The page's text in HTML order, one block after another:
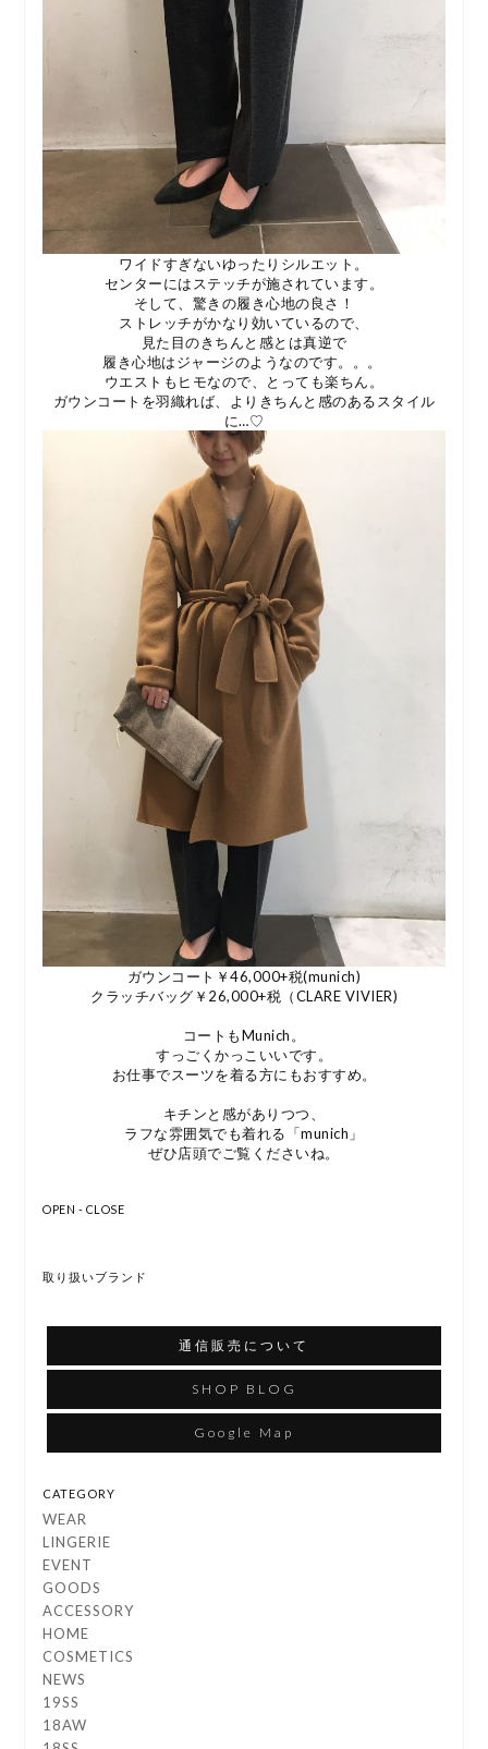
ワイドすぎないゆったりシルエット。
センターにはステッチが施されています。
そして、驚きの履き心地の良さ！
ストレッチがかなり効いているので、
見た目のきちんと感とは真逆で
履き心地はジャージのようなのです。。。
ウエストもヒモなので、とっても楽ちん。
ガウンコートを羽織れば、よりきちんと感のあるスタイル
に…♡
ガウンコート￥46,000+税(munich)
クラッチバッグ￥26,000+税（CLARE VIVIER)
コートもMunich。
すっごくかっこいいです。
お仕事でスーツを着る方にもおすすめ。
キチンと感がありつつ、
ラフな雰囲気でも着れる「munich」
ぜひ店頭でご覧くださいね。
OPEN - CLOSE
取り扱いブランド
通信販売について
SHOP BLOG
Google Map
CATEGORY
WEAR
LINGERIE
EVENT
GOODS
ACCESSORY
HOME
COSMETICS
NEWS
19SS
18AW